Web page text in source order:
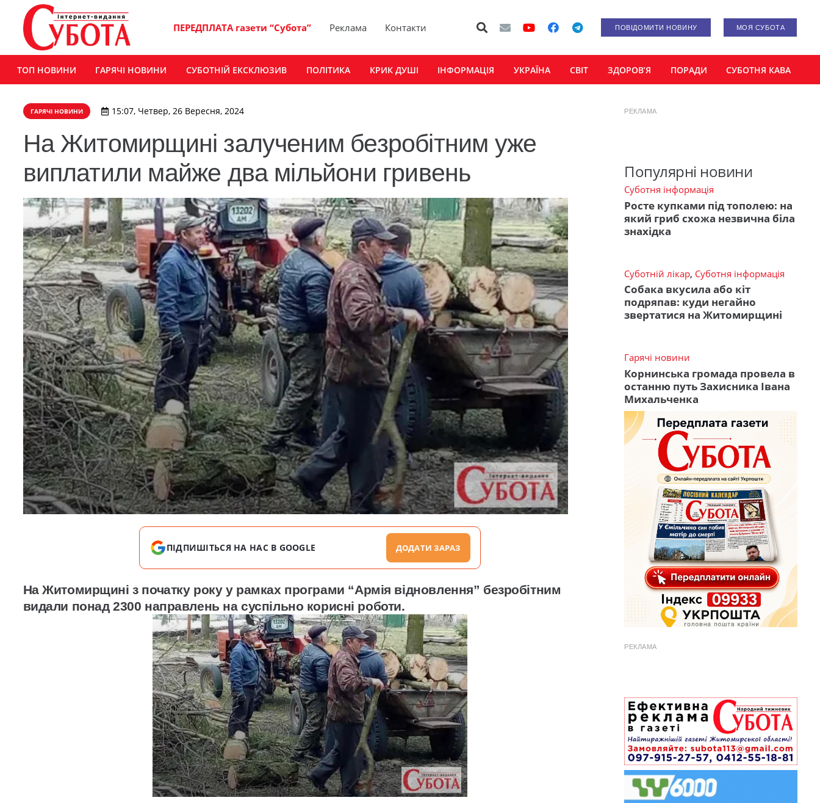
ПЕРЕДПЛАТА газети “Субота” Реклама Контакти ПОВІДОМИТИ НОВИНУ МОЯ СУБОТА
ТОП НОВИНИ ГАРЯЧІ НОВИНИ СУБОТНІЙ ЕКСКЛЮЗИВ ПОЛІТИКА КРИК ДУШІ ІНФОРМАЦІЯ УКРАЇНА СВІТ ЗДОРОВ’Я ПОРАДИ СУБОТНЯ КАВА
ГАРЯЧІ НОВИНИ 15:07, Четвер, 26 Вересня, 2024
На Житомирщині залученим безробітним уже
виплатили майже два мільйони гривень
ПІДПИШІТЬСЯ НА НАС В GOOGLE ДОДАТИ ЗАРАЗ
На Житомирщині з початку року у рамках програми “Армія відновлення” безробітним
видали понад 2300 направлень на суспільно корисні роботи.
РЕКЛАМА
Популярні новини
Суботня інформація
Росте купками під тополею: на
який гриб схожа незвична біла
знахідка
Суботній лікар, Суботня інформація
Собака вкусила або кіт
подряпав: куди негайно
звертатися на Житомирщині
Гарячі новини
Корнинська громада провела в
останню путь Захисника Івана
Михальченка
РЕКЛАМА